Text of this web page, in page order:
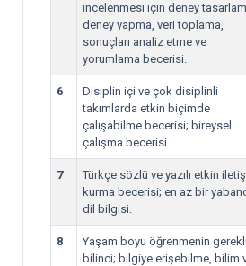
incelenmesi için deney
deney yapma, veri toplama,
sonuçları analiz etme ve
yorumlama becerisi.
6
Disiplin içi ve çok disiplinli
takımlarda etkin biçimde
çalışabilme becerisi; bireysel
çalışma becerisi.
7
Türkçe sözlü ve yazılı etkin
kurma becerisi; en az bir
dil bilgisi.
8
Yaşam boyu öğrenmenin
bilinci; bilgiye erişebilme, bilim